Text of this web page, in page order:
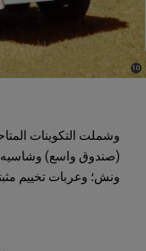
(صندوق واسع)
ونش؛ وعربات تخييم
(
Disclosure
10
)